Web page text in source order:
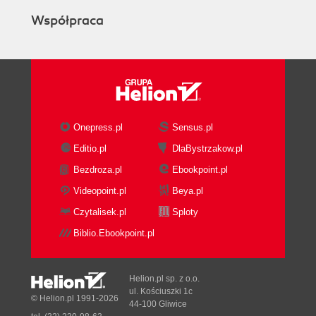
wsparcia (367)
Rozdział 1. (379)
Rozdział 2. (381)
Rozdziały 3. i 4. (382)
Lista portów (383)
Dodatek D Słowniczek najważniejszych pojęć (385)
Skorowidz (393)
Współpraca
Onepress.pl
Sensus.pl
Editio.pl
DlaBystrzakow.pl
Bezdroza.pl
Ebookpoint.pl
Videopoint.pl
Beya.pl
Czytalisek.pl
Sploty
Biblio.Ebookpoint.pl
© Helion.pl 1991-2026
Helion.pl sp. z o.o.
ul. Kościuszki 1c
44-100 Gliwice